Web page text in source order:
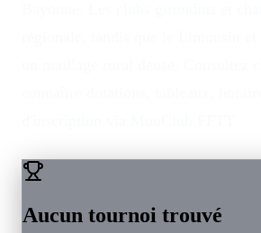
Aucun tournoi trouvé